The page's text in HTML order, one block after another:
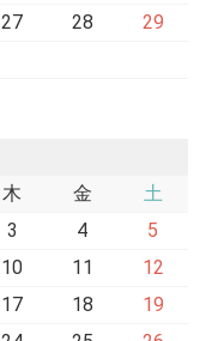
27 28
29
木 金
土
3 4
5
10 11
12
17 18
19